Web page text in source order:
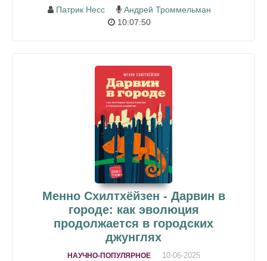
Патрик Несс
Андрей Троммельман
10:07:50
Менно Схилтхёйзен - Дарвин в
городе: как эволюция
продолжается в городских
джунглях
НАУЧНО-ПОПУЛЯРНОЕ 10-06-2025